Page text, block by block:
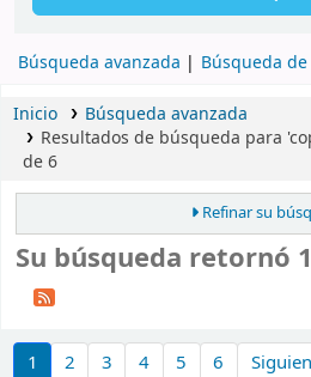
Búsqueda avanzada Búsqueda
Inicio
Búsqueda avanzada
Resultados de búsqueda para
de 6
Refinar su
Su búsqueda retornó
1
2 3 4 5 6